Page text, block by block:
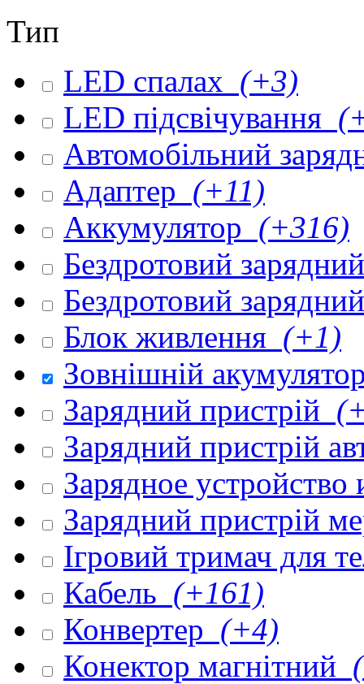
Тип
LED спалах (+3)
LED підсвічування
Автомобільний
Адаптер (+11)
Аккумулятор (+316)
Бездротовий
Бездротовий
Блок живлення (+1)
Зовнішній
Зарядний пристрій
Зарядний пристрій
Зарядное
Зарядний пристрій
Ігровий тримач для
Кабель (+161)
Конвертер (+4)
Конектор магнітний